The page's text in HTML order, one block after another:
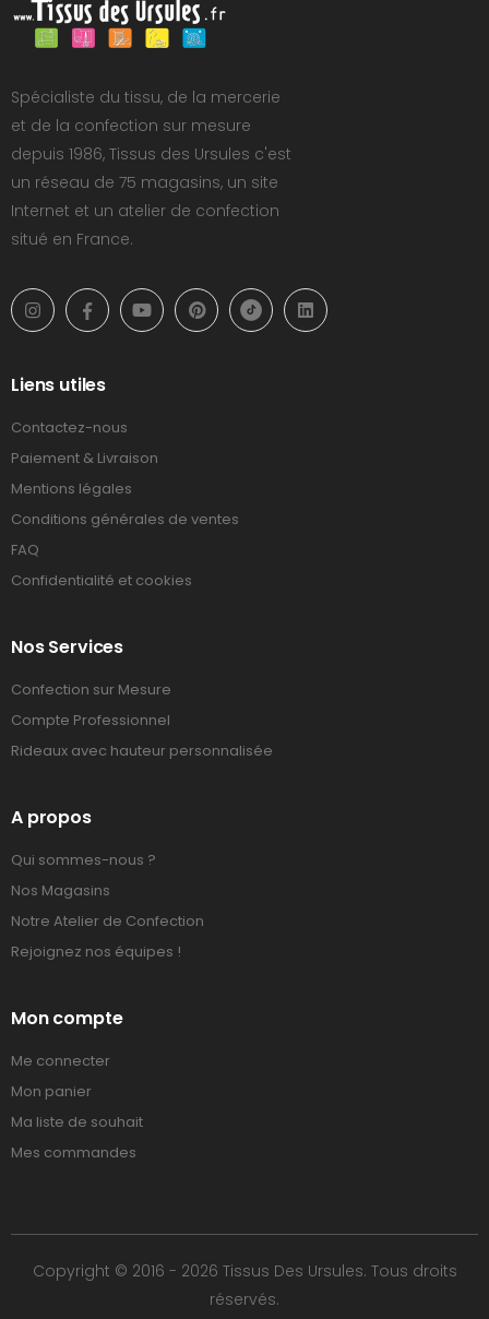
Spécialiste du tissu, de la mercerie
et de la confection sur mesure
depuis 1986, Tissus des Ursules c'est
un réseau de 75 magasins, un site
Internet et un atelier de confection
situé en France.
Liens utiles
Contactez-nous
Paiement & Livraison
Mentions légales
Conditions générales de ventes
FAQ
Confidentialité et cookies
Nos Services
Confection sur Mesure
Compte Professionnel
Rideaux avec hauteur personnalisée
A propos
Qui sommes-nous ?
Nos Magasins
Notre Atelier de Confection
Rejoignez nos équipes !
Mon compte
Me connecter
Mon panier
Ma liste de souhait
Mes commandes
Copyright © 2016 - 2026 Tissus Des Ursules. Tous droits
réservés.